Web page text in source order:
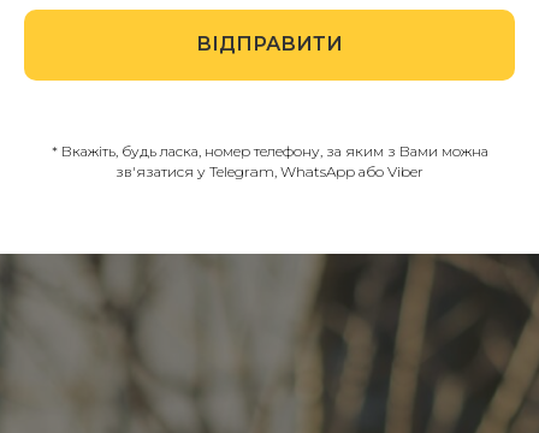
ВІДПРАВИТИ
* Вкажіть, будь ласка, номер телефону, за яким з Вами можна
зв'язатися у Telegram, WhatsApp або Viber